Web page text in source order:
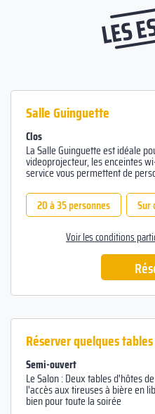
LES
Salle Guinguette
Clos
La Salle Guinguette est idéale
videoprojecteur, les enceintes
service vous permettent de
20 à 35 personnes
Sur
Voir les conditions
Réserver quelques tables
Semi-ouvert
Le Salon : Deux tables d'hôtes
l'accès aux tireuses à bière en
bien pour toute la soirée